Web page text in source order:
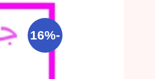
-16%